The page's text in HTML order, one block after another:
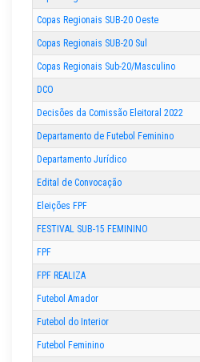
Copas Regionais SUB-20 Oeste
Copas Regionais SUB-20 Sul
Copas Regionais Sub-20/Masculino
DCO
Decisões da Comissão Eleitoral 2022
Departamento de Futebol Feminino
Departamento Jurídico
Edital de Convocação
Eleições FPF
FESTIVAL SUB-15 FEMININO
FPF
FPF REALIZA
Futebol Amador
Futebol do Interior
Futebol Feminino